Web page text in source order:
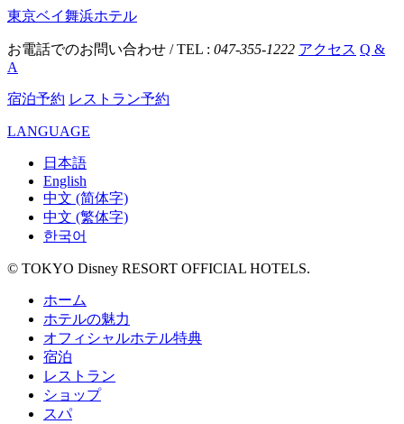
東京ベイ舞浜ホテル
お電話でのお問い合わせ / TEL : 047-355-1222 アクセス Q &
A
宿泊予約 レストラン予約
LANGUAGE
日本語
English
中文 (简体字)
中文 (繁体字)
한국어
© TOKYO Disney RESORT OFFICIAL HOTELS.
ホーム
ホテルの魅力
オフィシャルホテル特典
宿泊
レストラン
ショップ
スパ